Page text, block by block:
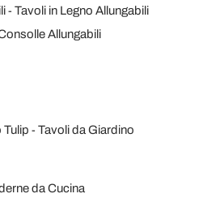
Tavoli in Legno Allungabili
Allungabili
Tulip Tavoli da Giardino
da Cucina